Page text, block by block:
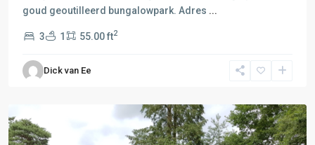
goud geoutilleerd bungalowpark. Adres ...
3 1 55.00 ft2
Dick van Ee